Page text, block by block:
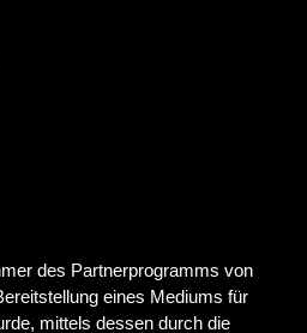
des Partnerprogramms von
eines Mediums für
mittels dessen durch die